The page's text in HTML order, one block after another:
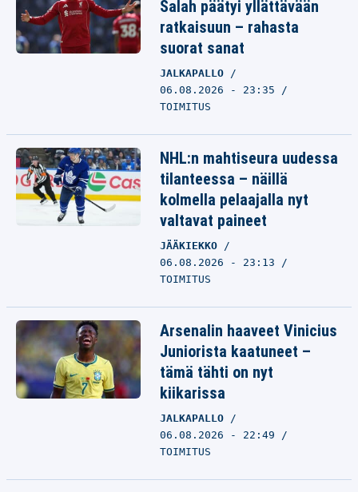
Salah päätyi yllättävään
ratkaisuun – rahasta
suorat sanat
JALKAPALLO
06.08.2026 - 23:35
TOIMITUS
NHL:n mahtiseura uudessa
tilanteessa – näillä
kolmella pelaajalla nyt
valtavat paineet
JÄÄKIEKKO
06.08.2026 - 23:13
TOIMITUS
Arsenalin haaveet Vinicius
Juniorista kaatuneet –
tämä tähti on nyt
kiikarissa
JALKAPALLO
06.08.2026 - 22:49
TOIMITUS